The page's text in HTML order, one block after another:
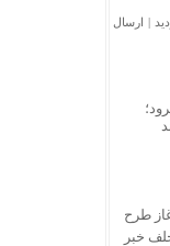
| ارسال
طرح
خبر